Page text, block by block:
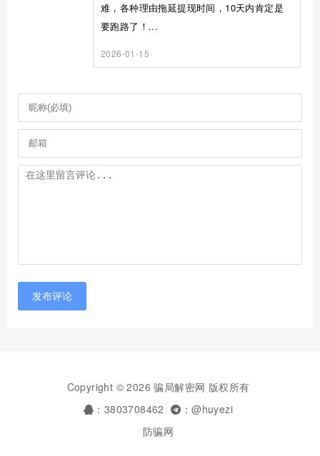
难，各种理由拖延提现时间，10天内肯定是
要跑路了！...
2026-01-15
发布评论
Copyright © 2026 骗局解密网 版权所有
：3803708462
：@huyezi
防骗网